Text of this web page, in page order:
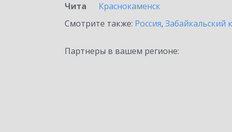
Чита
Краснокаменск
Смотрите также: Россия, Забайкальский
Партнеры в вашем регионе: